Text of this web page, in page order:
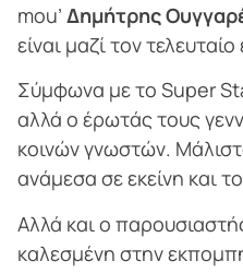
mou’ Δημήτρης
είναι μαζί τον
Σύμφωνα με το Super
αλλά ο έρωτάς τους
κοινών γνωστών.
ανάμεσα σε εκείνη και
Αλλά και ο
καλεσμένη στην